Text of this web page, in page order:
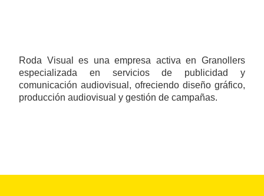
Roda Visual es una empresa activa en Granollers
especializada en servicios de publicidad y
comunicación audiovisual, ofreciendo diseño gráfico,
producción audiovisual y gestión de campañas.